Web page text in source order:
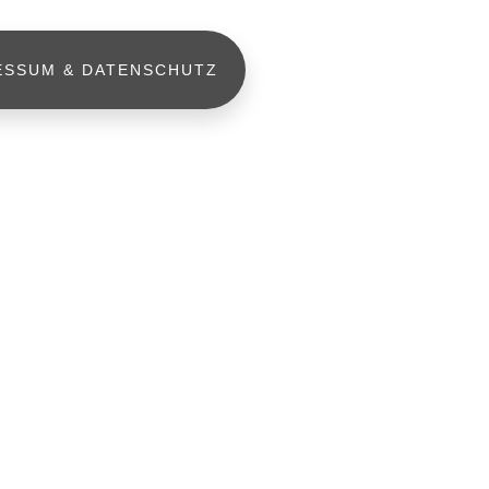
& DATENSCHUTZ